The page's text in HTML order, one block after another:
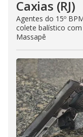
Caxias (RJ)
Agentes do 15º
colete balístico
Massapê